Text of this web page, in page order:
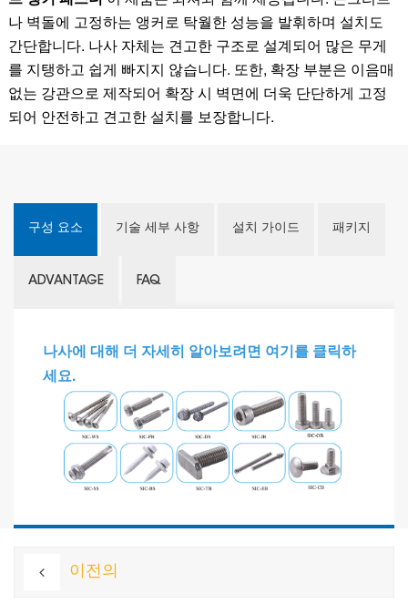
나 벽돌에 고정하는 앵커로 탁월한 성능을 발휘하며 설치도
간단합니다. 나사 자체는 견고한 구조로 설계되어 많은 무게
를 지탱하고 쉽게 빠지지 않습니다. 또한, 확장 부분은 이음매
없는 강관으로 제작되어 확장 시 벽면에 더욱 단단하게 고정
되어 안전하고 견고한 설치를 보장합니다.
구성 요소 기술 세부 사항 설치 가이드 패키지
ADVANTAGE FAQ
나사에 대해 더 자세히 알아보려면 여기를 클릭하
세요.
이전의